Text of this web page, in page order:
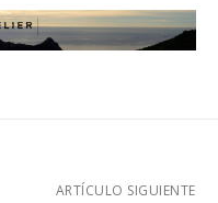
ARTÍCULO SIGUIENTE